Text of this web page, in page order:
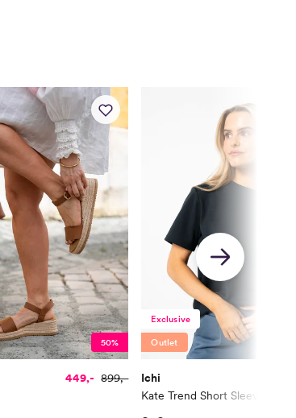
50%
449,- 899,-
Exclusive
Outlet
Ichi
Kate Trend Short Sleeve